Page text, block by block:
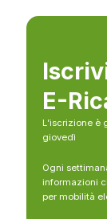
E-
L’iscrizione è
giovedì
Ogni
informazioni
per mobilità